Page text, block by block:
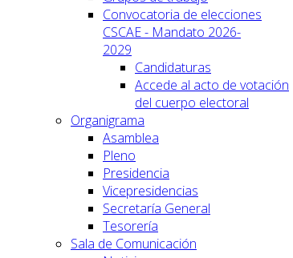
Convocatoria de elecciones
CSCAE - Mandato 2026-
2029
Candidaturas
Accede al acto de votación
del cuerpo electoral
Organigrama
Asamblea
Pleno
Presidencia
Vicepresidencias
Secretaría General
Tesorería
Sala de Comunicación